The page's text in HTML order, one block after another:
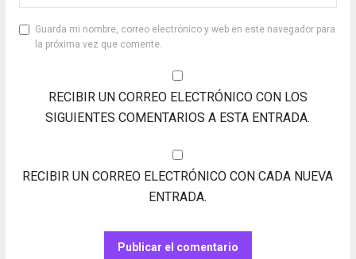
Guarda mi nombre, correo electrónico y web en este navegador para
la próxima vez que comente.
RECIBIR UN CORREO ELECTRÓNICO CON LOS
SIGUIENTES COMENTARIOS A ESTA ENTRADA.
RECIBIR UN CORREO ELECTRÓNICO CON CADA NUEVA
ENTRADA.